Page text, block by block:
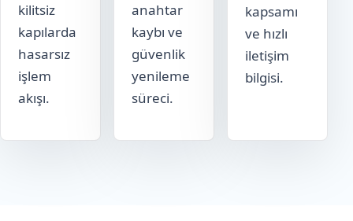
kilitsiz
kapılarda
hasarsız
işlem
akışı.
anahtar
kaybı ve
güvenlik
yenileme
süreci.
kapsamı
ve hızlı
iletişim
bilgisi.